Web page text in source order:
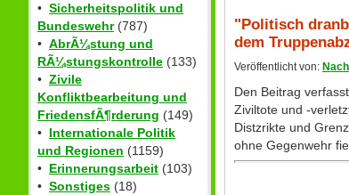
• Sicherheitspolitik und
Bundeswehr(787)
• AbrÃ¼stung und
RÃ¼stungskontrolle (133)
• Zivile
Konfliktbearbeitung und
FriedensfÃ¶rderung (149)
• Internationale Politik
und Regionen (1159)
• Erinnerungsarbeit (103)
• Sonstiges (18)
"Politisch
dem
Veröffentlicht von:
Den Beitrag
Ziviltote und -
Distzrikte und
ohne Gegenwehr